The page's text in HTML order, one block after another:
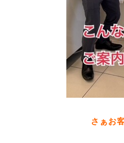
さぁお